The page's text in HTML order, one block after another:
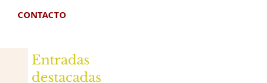
CONTACTO
Entradas
destacadas